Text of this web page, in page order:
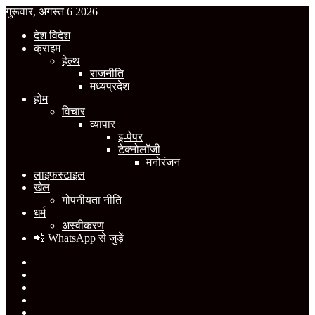
गुरूवार, अगस्त 6 2026
देश विदेश
क्राइम
हेल्थ
राजनीति
मध्यप्रदेश
होम
विचार
व्यापार
इ-पेपर
टेक्नोलॉजी
मनोरंजन
लाइफस्टाइल
खेल
गोपनीयता नीति
धर्म
अस्वीकरण
📲 WhatsApp से जुड़ें